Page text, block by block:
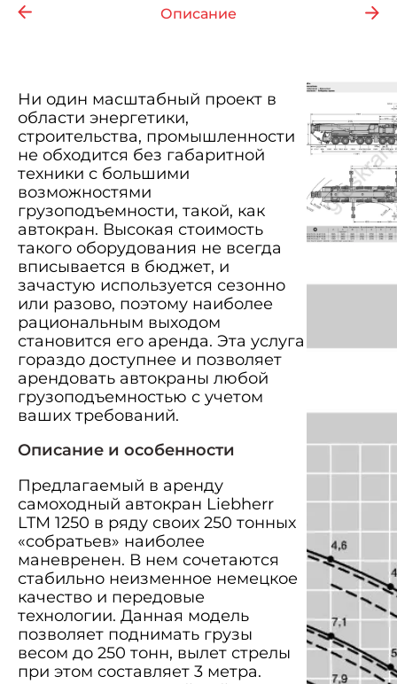
Описание
Ни один масштабный проект в
области энергетики,
строительства, промышленности
не обходится без габаритной
техники с большими
возможностями
грузоподъемности, такой, как
автокран. Высокая стоимость
такого оборудования не всегда
вписывается в бюджет, и
зачастую используется сезонно
или разово, поэтому наиболее
рациональным выходом
становится его аренда. Эта услуга
гораздо доступнее и позволяет
арендовать автокраны любой
грузоподъемностью с учетом
ваших требований.
Описание и особенности
Предлагаемый в аренду
самоходный автокран Liebherr
LTM 1250 в ряду своих 250 тонных
«собратьев» наиболее
маневренен. В нем сочетаются
стабильно неизменное немецкое
качество и передовые
технологии. Данная модель
позволяет поднимать грузы
весом до 250 тонн, вылет стрелы
при этом составляет 3 метра.